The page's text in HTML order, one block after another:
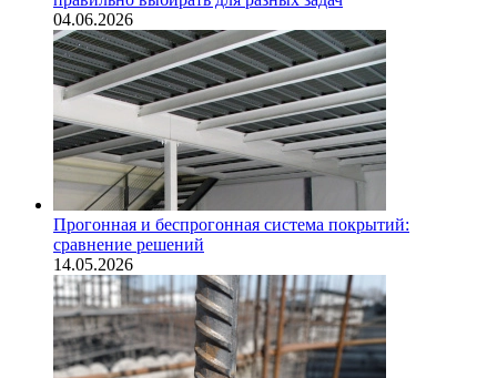
04.06.2026
Прогонная и беспрогонная система покрытий:
сравнение решений
14.05.2026